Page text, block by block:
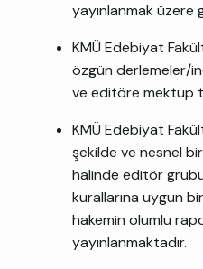
yayınlanmak üzere
KMÜ Edebiyat
özgün derlemeler/
ve editöre mektup
KMÜ Edebiyat
şekilde ve nesnel
halinde editör
kurallarına uygun
hakemin olumlu
yayınlanmaktadır.